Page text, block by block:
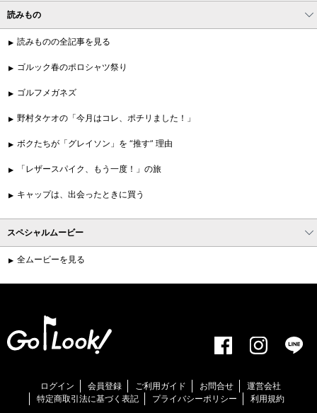
読みもの
読みものの全記事を見る
ゴルック春のポロシャツ祭り
ゴルフメガネズ
野村タケオの「今月はコレ、ポチリました！」
ボクたちが「グレイソン」を “推す” 理由
「レザースパイク、もう一度！」の旅
キャップは、出会ったときに買う
スペシャルムービー
全ムービーを見る
ログイン 会員登録 ご利用ガイド お問合せ
運営会社
特定商取引法に基づく表記
プライバシーポリシー 利用規約